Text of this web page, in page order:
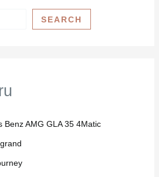
SEARCH
Benz AMG GLA 35 4Matic